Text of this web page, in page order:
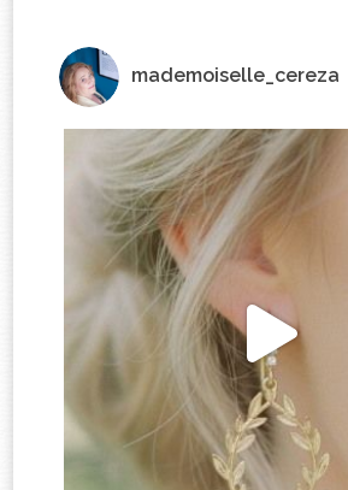
mademoiselle_cereza